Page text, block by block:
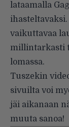
lataamalla
vaikuttavaa
millintarkasti
lomassa.
Tuszekin
sivuilta voi
jäi aikanaan
muuta sanoa!